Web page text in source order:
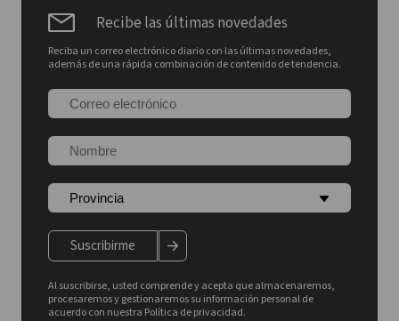
Recibe las últimas novedades
Reciba un correo electrónico diario con las últimas novedades,
además de una rápida combinación de contenido de tendencia.
Suscribirme
Al suscribirse, usted comprende y acepta que almacenaremos,
procesaremos y gestionaremos su información personal de
acuerdo con nuestra Política de privacidad.